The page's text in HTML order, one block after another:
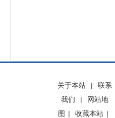
关于本站 |
联系
我们
|
网站地
图 | 收藏本站 |